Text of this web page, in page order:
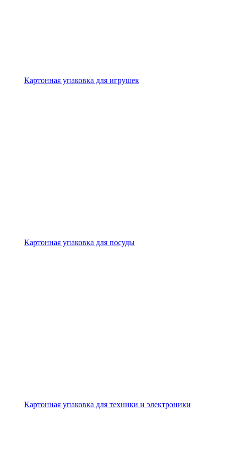
Картонная упаковка для игрушек
Картонная упаковка для посуды
Картонная упаковка для техники и электроники